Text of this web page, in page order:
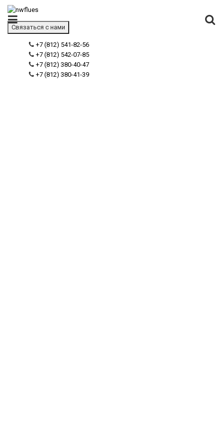
Связаться с нами
+7 (812) 541-82-56
+7 (812) 542-07-85
+7 (812) 380-40-47
+7 (812) 380-41-39